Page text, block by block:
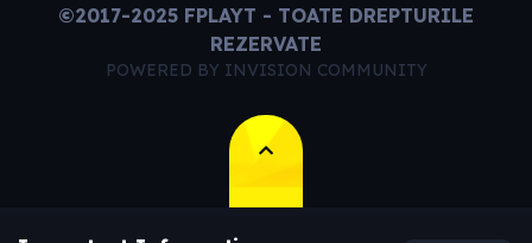
©2017-2025 FPLAYT - TOATE DREPTURILE
REZERVATE
POWERED BY INVISION COMMUNITY